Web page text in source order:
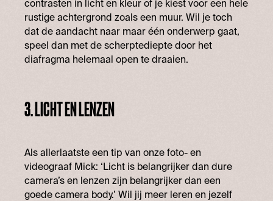
contrasten in licht en kleur of je kiest voor een hele
rustige achtergrond zoals een muur. Wil je toch
dat de aandacht naar maar één onderwerp gaat,
speel dan met de scherptediepte door het
diafragma helemaal open te draaien.
3. LICHT EN LENZEN
Als allerlaatste een tip van onze foto- en
videograaf Mick: ‘Licht is belangrijker dan dure
camera’s en lenzen zijn belangrijker dan een
goede camera body.’ Wil jij meer leren en jezelf